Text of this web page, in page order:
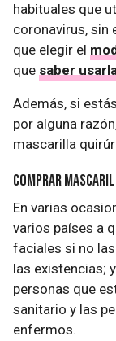
habituales que
coronavirus, sin
que elegir el
que saber
Además, si
por alguna
mascarilla
Comprar
En varias
varios países a
faciales si no
las existencias;
personas que
sanitario y las
enfermos.